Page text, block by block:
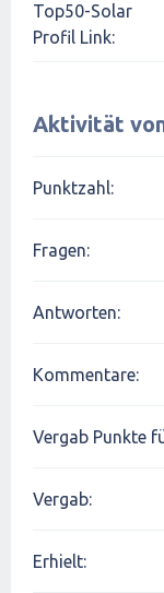
Top50-Solar
Profil Link:
Aktivität
Punktzahl:
Fragen:
Antworten:
Kommentare:
Vergab Punkte
Vergab:
Erhielt: